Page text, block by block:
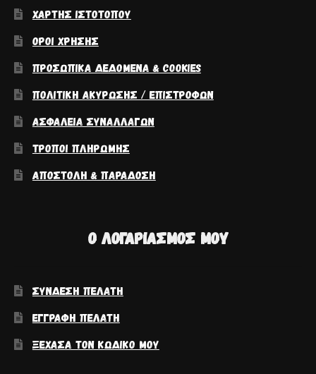
ΧΆΡΤΗΣ ΙΣΤΟΤΌΠΟΥ
ΌΡΟΙ ΧΡΉΣΗΣ
ΠΡΟΣΩΠΙΚΆ ΔΕΔΟΜΈΝΑ & COOKIES
ΠΟΛΙΤΙΚΉ ΑΚΎΡΩΣΗΣ / ΕΠΙΣΤΡΟΦΏΝ
ΑΣΦΆΛΕΙΑ ΣΥΝΑΛΛΑΓΏΝ
ΤΡΌΠΟΙ ΠΛΗΡΩΜΉΣ
ΑΠΟΣΤΟΛΉ & ΠΑΡΆΔΟΣΗ
Ο ΛΟΓΑΡΙΑΣΜΌΣ ΜΟΥ
ΣΎΝΔΕΣΗ ΠΕΛΆΤΗ
ΕΓΓΡΑΦΉ ΠΕΛΆΤΗ
ΞΈΧΑΣΑ ΤΟΝ ΚΩΔΙΚΌ ΜΟΥ